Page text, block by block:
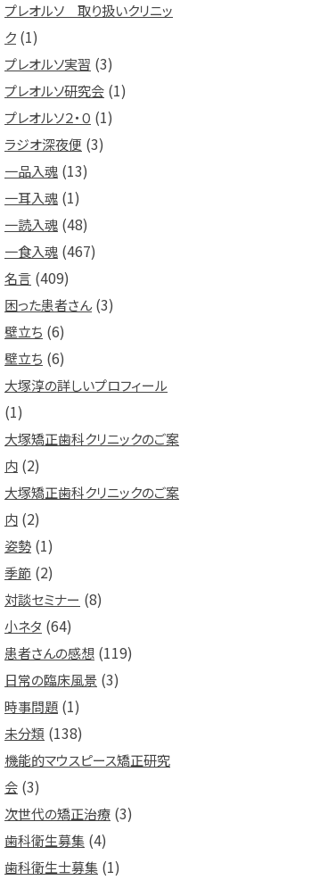
プレオルソ 取り扱いクリニッ
ク (1)
プレオルソ実習 (3)
プレオルソ研究会 (1)
プレオルソ２・０ (1)
ラジオ深夜便 (3)
一品入魂 (13)
一耳入魂 (1)
一読入魂 (48)
一食入魂 (467)
名言 (409)
困った患者さん(3)
壁立ち (6)
壁立ち (6)
大塚淳の詳しいプロフィール
(1)
大塚矯正歯科クリニックのご案
内 (2)
大塚矯正歯科クリニックのご案
内 (2)
姿勢 (1)
季節 (2)
対談セミナー (8)
小ネタ (64)
患者さんの感想 (119)
日常の臨床風景 (3)
時事問題 (1)
未分類 (138)
機能的マウスピース矯正研究
会 (3)
次世代の矯正治療 (3)
歯科衛生募集 (4)
歯科衛生士募集 (1)